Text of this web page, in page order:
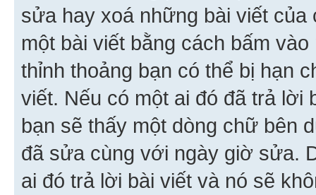
sửa hay xoá những bài viết
một bài viết bằng cách bấm
thỉnh thoảng bạn có thể bị hạn
viết. Nếu có một ai đó đã trả lời
bạn sẽ thấy một dòng chữ bên
đã sửa cùng với ngày giờ sửa.
ai đó trả lời bài viết và nó sẽ